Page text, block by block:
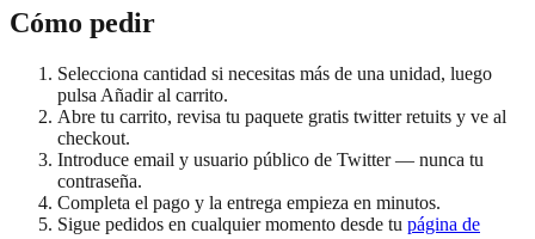
Cómo pedir
Selecciona cantidad si necesitas más de una unidad, luego
pulsa Añadir al carrito.
Abre tu carrito, revisa tu paquete gratis twitter retuits y ve al
checkout.
Introduce email y usuario público de Twitter — nunca tu
contraseña.
Completa el pago y la entrega empieza en minutos.
Sigue pedidos en cualquier momento desde tu página de